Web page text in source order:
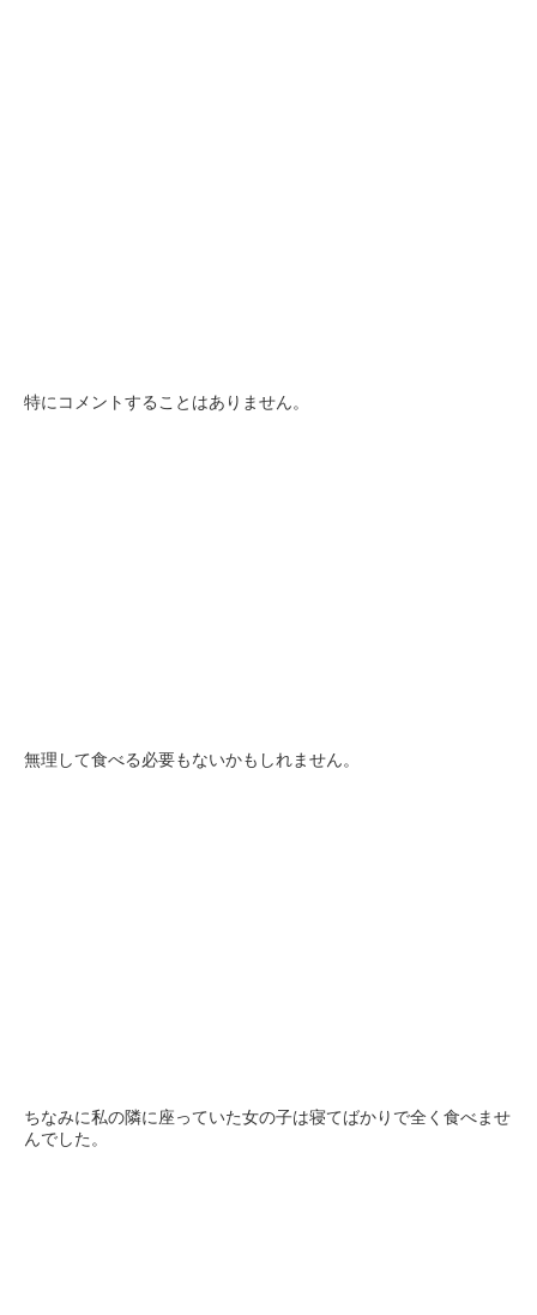
特にコメントすることはありません。
無理して食べる必要もないかもしれません。
ちなみに私の隣に座っていた女の子は寝てばかりで全く食べませ
んでした。